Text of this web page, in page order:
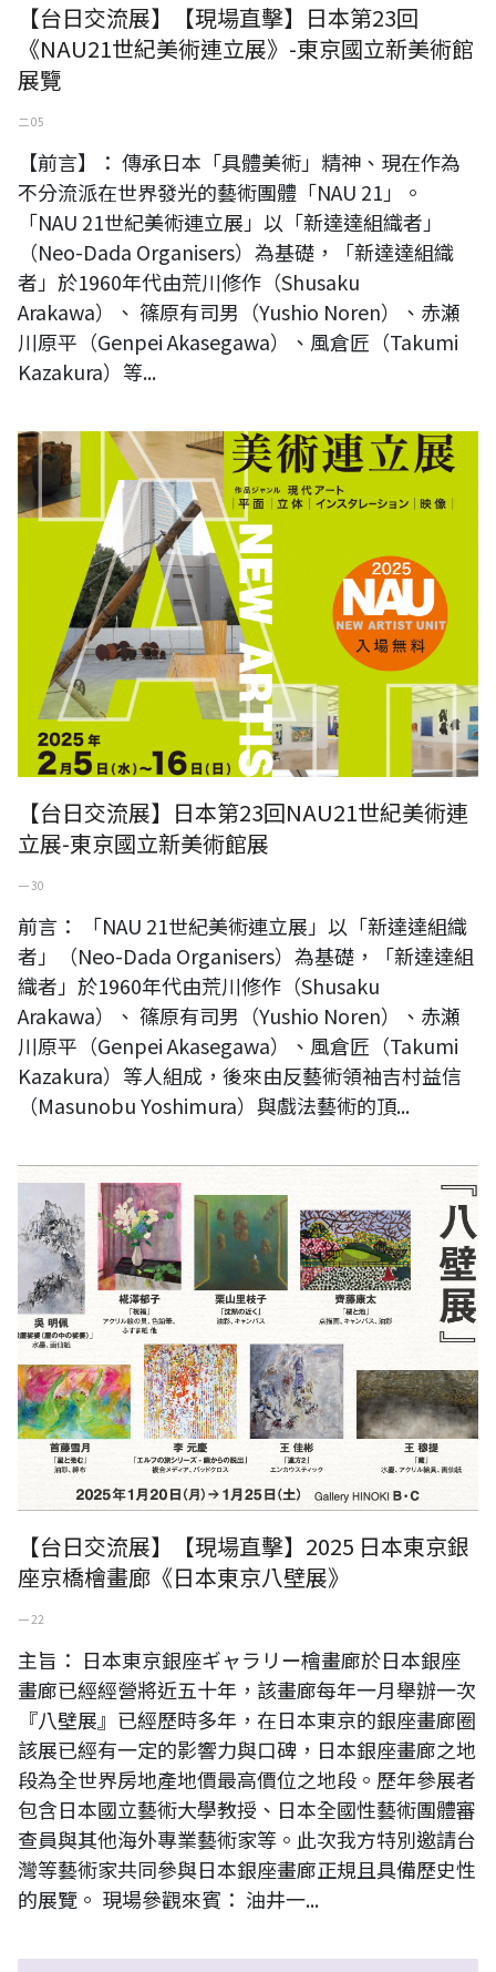
【台日交流展】【現場直擊】日本第23回
《NAU21世紀美術連立展》-東京國立新美術館
展覽
二 05
【前言】： 傳承日本「具體美術」精神、現在作為
不分流派在世界發光的藝術團體「NAU 21」。
「NAU 21世紀美術連立展」以「新達達組織者」
（Neo-Dada Organisers）為基礎，「新達達組織
者」於1960年代由荒川修作（Shusaku
Arakawa）、 篠原有司男（Yushio Noren）、赤瀬
川原平（Genpei Akasegawa）、風倉匠（Takumi
Kazakura）等...
日本第23回NAU21世紀美術連立展-東京國立新美術館展
【台日交流展】日本第23回NAU21世紀美術連
立展-東京國立新美術館展
一 30
前言： 「NAU 21世紀美術連立展」以「新達達組織
者」（Neo-Dada Organisers）為基礎，「新達達組
織者」於1960年代由荒川修作（Shusaku
Arakawa）、 篠原有司男（Yushio Noren）、赤瀬
川原平（Genpei Akasegawa）、風倉匠（Takumi
Kazakura）等人組成，後來由反藝術領袖吉村益信
（Masunobu Yoshimura）與戲法藝術的頂...
【台日交流展】【現場直擊】2025 日本東京銀
座京橋檜畫廊《日本東京八壁展》
一 22
主旨： 日本東京銀座ギャラリー檜畫廊於日本銀座
畫廊已經經營將近五十年，該畫廊每年一月舉辦一次
『八壁展』已經歷時多年，在日本東京的銀座畫廊圈
該展已經有一定的影響力與口碑，日本銀座畫廊之地
段為全世界房地產地價最高價位之地段。歷年參展者
包含日本國立藝術大學教授、日本全國性藝術團體審
查員與其他海外專業藝術家等。此次我方特別邀請台
灣等藝術家共同參與日本銀座畫廊正規且具備歷史性
的展覽。 現場參觀來賓： 油井一...